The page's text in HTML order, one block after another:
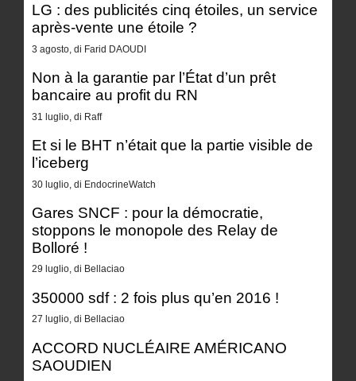
LG : des publicités cinq étoiles, un service
après-vente une étoile ?
3 agosto, di Farid DAOUDI
Non à la garantie par l’État d’un prêt
bancaire au profit du RN
31 luglio, di Raff
Et si le BHT n’était que la partie visible de
l’iceberg
30 luglio, di EndocrineWatch
Gares SNCF : pour la démocratie,
stoppons le monopole des Relay de
Bolloré !
29 luglio, di Bellaciao
350000 sdf : 2 fois plus qu’en 2016 !
27 luglio, di Bellaciao
ACCORD NUCLÉAIRE AMÉRICANO
SAOUDIEN